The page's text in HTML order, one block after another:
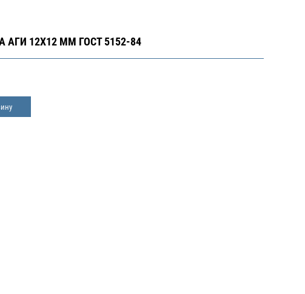
АГИ 12Х12 ММ ГОСТ 5152-84